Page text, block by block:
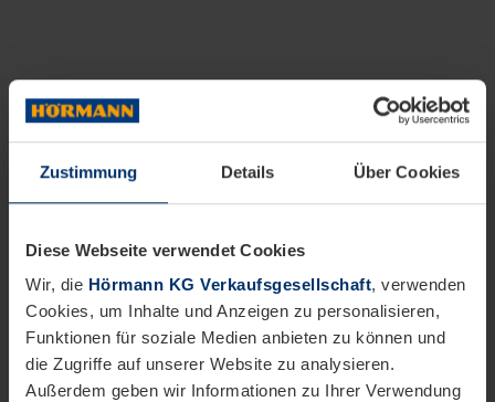
Zustimmung Details Über Cookies
Diese Webseite verwendet Cookies
Wir, die Hörmann KG Verkaufsgesellschaft, verwenden
Cookies, um Inhalte und Anzeigen zu personalisieren,
Funktionen für soziale Medien anbieten zu können und
die Zugriffe auf unserer Website zu analysieren.
Außerdem geben wir Informationen zu Ihrer Verwendung